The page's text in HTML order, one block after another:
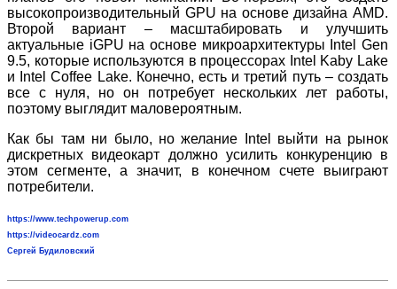
высокопроизводительный GPU на основе дизайна AMD.
Второй вариант – масштабировать и улучшить
актуальные iGPU на основе микроархитектуры Intel Gen
9.5, которые используются в процессорах Intel Kaby Lake
и Intel Coffee Lake. Конечно, есть и третий путь – создать
все с нуля, но он потребует нескольких лет работы,
поэтому выглядит маловероятным.
Как бы там ни было, но желание Intel выйти на рынок
дискретных видеокарт должно усилить конкуренцию в
этом сегменте, а значит, в конечном счете выиграют
потребители.
https://www.techpowerup.com
https://videocardz.com
Сергей Будиловский